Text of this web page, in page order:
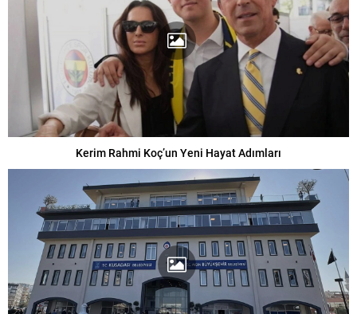
Kerim Rahmi Koç’un Yeni Hayat Adımları